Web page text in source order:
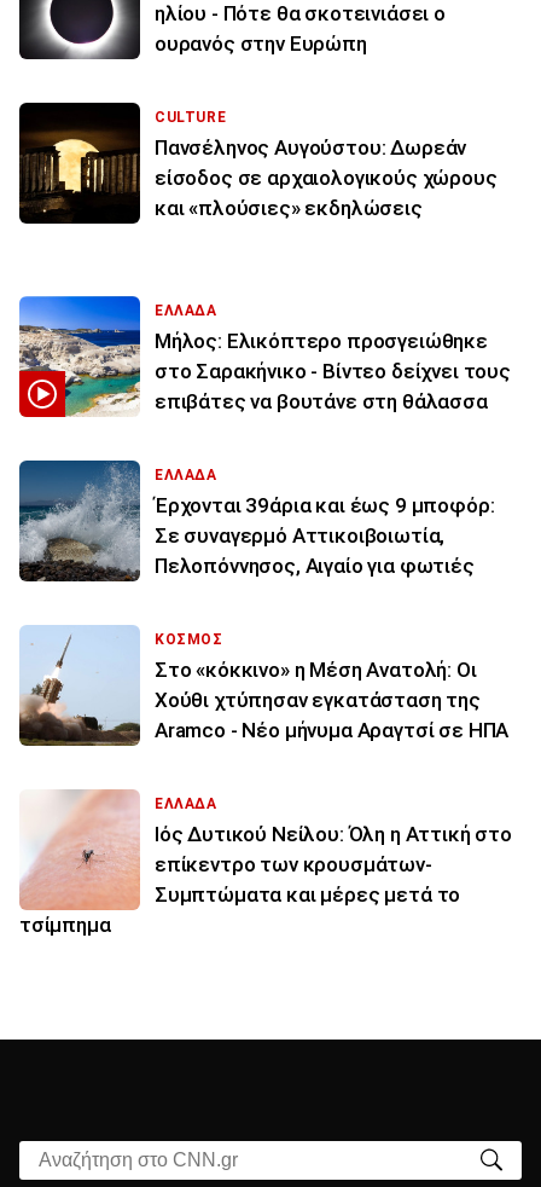
ηλίου - Πότε θα σκοτεινιάσει ο
ουρανός στην Ευρώπη
CULTURE
Πανσέληνος Αυγούστου: Δωρεάν
είσοδος σε αρχαιολογικούς χώρους
και «πλούσιες» εκδηλώσεις
ΕΛΛΑΔΑ
Μήλος: Ελικόπτερο προσγειώθηκε
στο Σαρακήνικο - Βίντεο δείχνει τους
επιβάτες να βουτάνε στη θάλασσα
ΕΛΛΑΔΑ
Έρχονται 39άρια και έως 9 μποφόρ:
Σε συναγερμό Αττικοιβοιωτία,
Πελοπόννησος, Αιγαίο για φωτιές
ΚΟΣΜΟΣ
Στο «κόκκινο» η Μέση Ανατολή: Οι
Χούθι χτύπησαν εγκατάσταση της
Aramco - Νέο μήνυμα Αραγτσί σε ΗΠΑ
ΕΛΛΑΔΑ
Ιός Δυτικού Νείλου: Όλη η Αττική στο
επίκεντρο των κρουσμάτων-
Συμπτώματα και μέρες μετά το
τσίμπημα
Αναζήτηση στο CNN.gr